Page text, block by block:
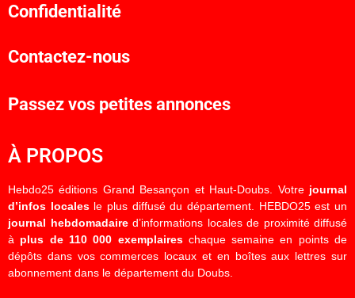
Confidentialité
Contactez-nous
Passez vos petites annonces
À PROPOS
Hebdo25 éditions Grand Besançon et Haut-Doubs. Votre journal
d’infos localesle plus diffusé du département. HEBDO25 est un
journal hebdomadaired’informations locales de proximité diffusé
à plus de 110 000 exemplaireschaque semaine en points de
dépôts dans vos commerces locaux et en boîtes aux lettres sur
abonnement dans le département du Doubs.